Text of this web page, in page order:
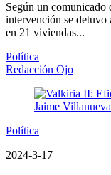
Según un comunicado
intervención se detuvo
en 21 viviendas...
Política
Redacción Ojo
Política
2024-3-17